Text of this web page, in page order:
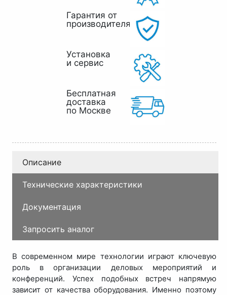
Гарантия от
производителя
Установка
и сервис
Бесплатная
доставка
по Москве
Описание
Технические характеристики
Документация
Запросить аналог
В современном мире технологии играют ключевую
роль в организации деловых мероприятий и
конференций. Успех подобных встреч напрямую
зависит от качества оборудования. Именно поэтому